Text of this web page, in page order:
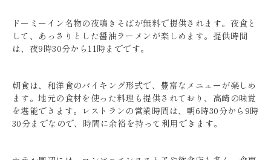
ドーミーイン名物の夜鳴きそばが無料で提供されます。夜食と
して、あっさりとした醤油ラーメンが楽しめます。提供時間
は、夜9時30分から11時までです。
朝食は、和洋食のバイキング形式で、豊富なメニューが楽しめ
ます。地元の食材を使った料理も提供されており、高崎の味覚
を堪能できます。レストランの営業時間は、朝6時30分から9時
30分までなので、時間に余裕を持って利用できます。